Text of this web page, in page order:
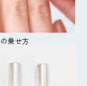
乗せ方